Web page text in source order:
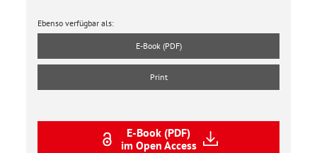
Ebenso verfügbar als:
E-Book (PDF)
Print
E-Book (PDF)
im Open Access